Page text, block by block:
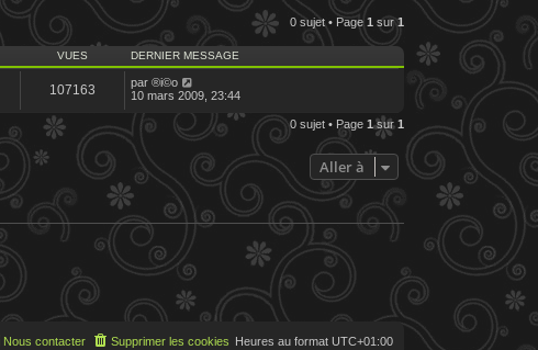
e
d
e
r
e
m
s
s
a
e
0 sujet • Page 1 sur1
VUES DERNIER MESSAGE
107163 par ®i©o
10 mars 2009, 23:44
0 sujet • Page 1sur1
Aller à
Heures au format UTC+01:00
Supprimer les cookies
Nous contacter